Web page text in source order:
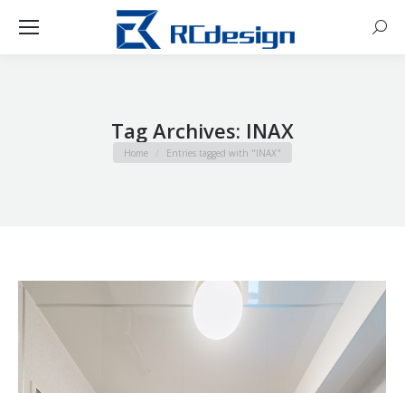
Tag Archives: INAX
You are here:
Home Entries tagged with "INAX"